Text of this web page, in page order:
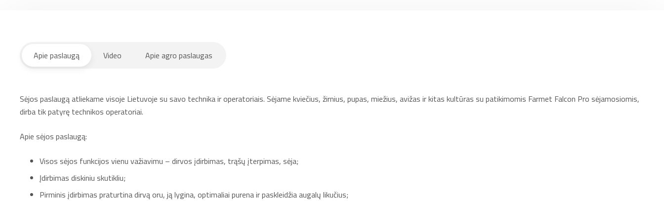
Apie paslaugą Video Apie agro paslaugas
Sėjos paslaugą atliekame visoje Lietuvoje su savo technika ir operatoriais. Sėjame kviečius, žirnius, pupas, miežius, avižas ir kitas kultūras su patikimomis Farmet Falcon Pro sėjamosiomis,
dirba tik patyrę technikos operatoriai.
Apie sėjos paslaugą:
Visos sėjos funkcijos vienu važiavimu – dirvos įdirbimas, trąšų įterpimas, sėja;
Įdirbimas diskiniu skutikliu;
Pirminis įdirbimas praturtina dirvą oru, ją lygina, optimaliai purena ir paskleidžia augalų likučius;